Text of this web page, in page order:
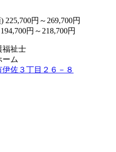
225,700円～269,700円
円～218,700円
福祉士
ーム
佐３丁目２６－８